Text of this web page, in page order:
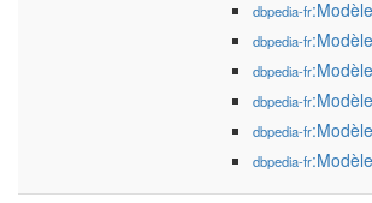
dbpedia-fr
dbpedia-fr
dbpedia-fr
dbpedia-fr
dbpedia-fr
dbpedia-fr